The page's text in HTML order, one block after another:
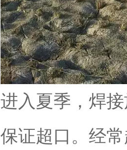
进入夏季，焊
保证超口。经